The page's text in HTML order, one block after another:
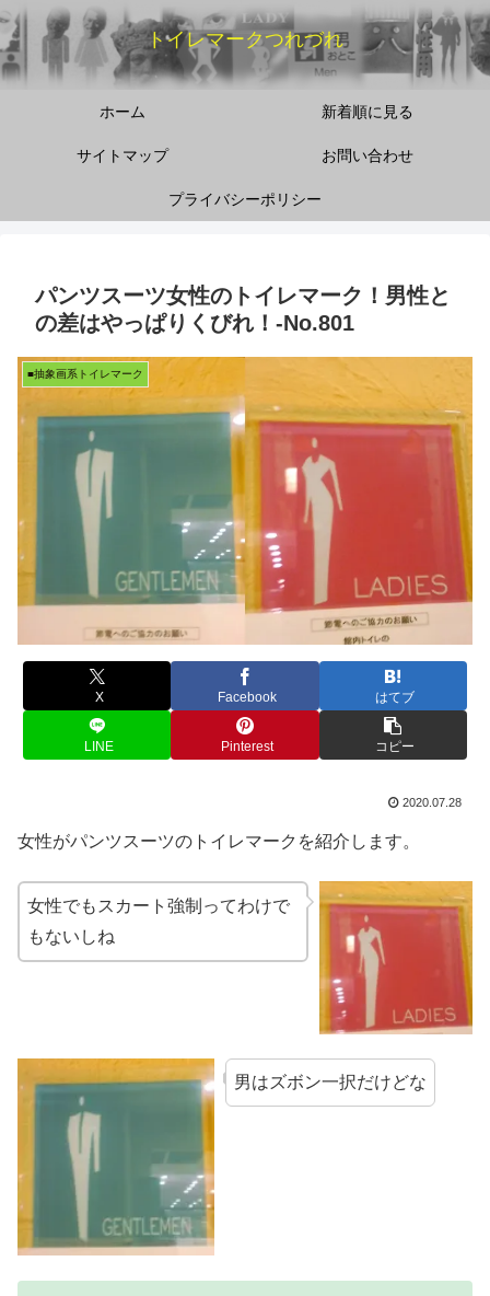
トイレマークつれづれ
ホーム 新着順に見る
サイトマップ お問い合わせ
プライバシーポリシー
パンツスーツ女性のトイレマーク！男性と
の差はやっぱりくびれ！‐No.801
■抽象画系トイレマーク
X Facebook はてブ
LINE Pinterest コピー
2020.07.28
女性がパンツスーツのトイレマークを紹介します。
女性でもスカート強制ってわけで
もないしね
男はズボン一択だけどな